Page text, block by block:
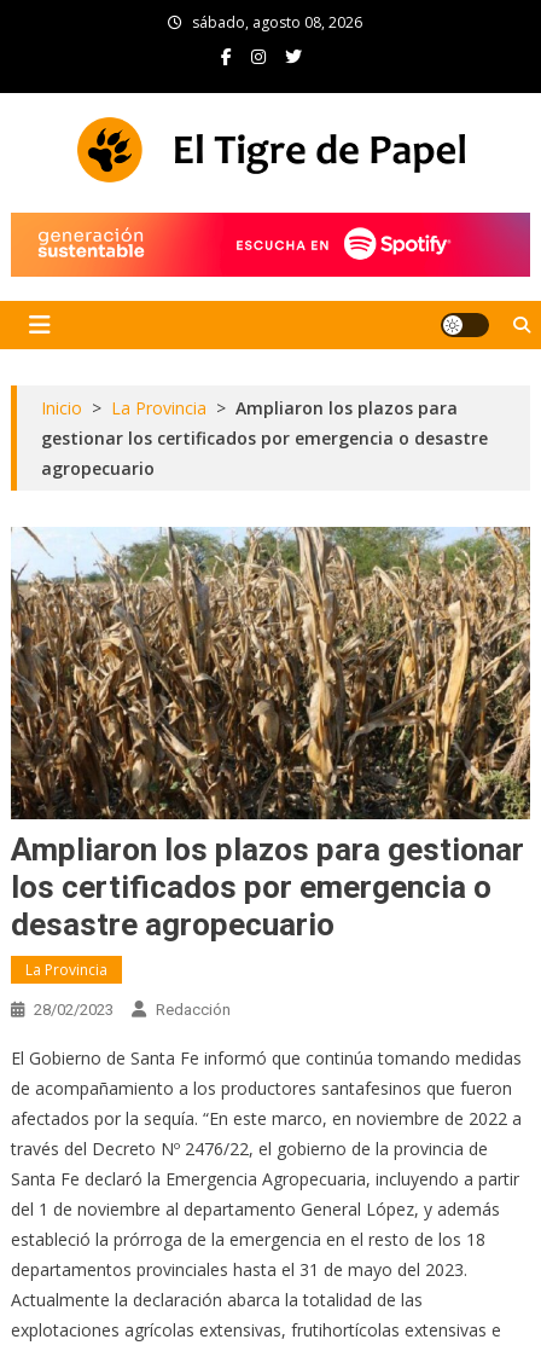
sábado, agosto 08, 2026
Inicio > La Provincia > Ampliaron los plazos para
gestionar los certificados por emergencia o desastre
agropecuario
Ampliaron los plazos para gestionar
los certificados por emergencia o
desastre agropecuario
La Provincia
28/02/2023 Redacción
El Gobierno de Santa Fe informó que continúa tomando medidas
de acompañamiento a los productores santafesinos que fueron
afectados por la sequía. “En este marco, en noviembre de 2022 a
través del Decreto Nº 2476/22, el gobierno de la provincia de
Santa Fe declaró la Emergencia Agropecuaria, incluyendo a partir
del 1 de noviembre al departamento General López, y además
estableció la prórroga de la emergencia en el resto de los 18
departamentos provinciales hasta el 31 de mayo del 2023.
Actualmente la declaración abarca la totalidad de las
explotaciones agrícolas extensivas, frutihortícolas extensivas e